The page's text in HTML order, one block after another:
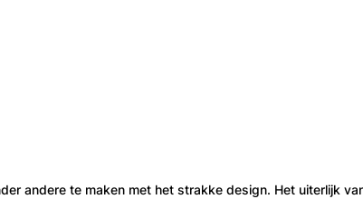
andere te maken met het strakke design. Het uiterlijk